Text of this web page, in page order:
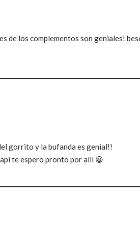
de los complementos son geniales!
gorrito y la bufanda es genial!!
te espero pronto por allí 😀